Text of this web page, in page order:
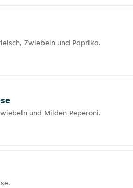
Zwiebeln und Paprika.
und Milden Peperoni.